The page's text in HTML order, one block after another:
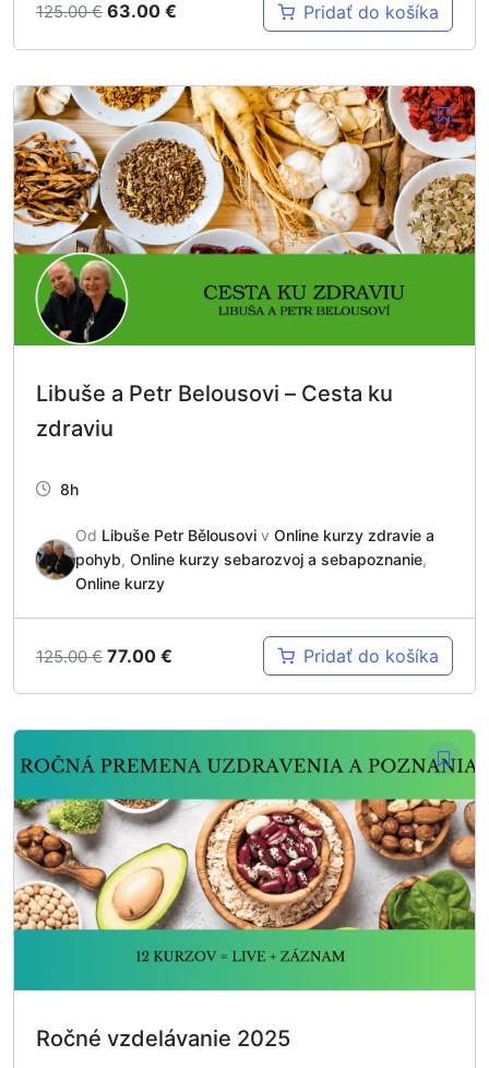
125.00€ 63.00 € Pridať do košíka
Libuše a Petr Belousovi – Cesta ku
zdraviu
8h
Od Libuše Petr Bělousovi v Online kurzy zdravie a
pohyb, Online kurzy sebarozvoj a sebapoznanie,
Online kurzy
125.00€ 77.00 € Pridať do košíka
Ročné vzdelávanie 2025